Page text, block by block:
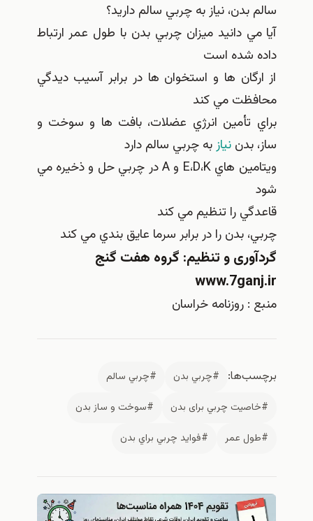
بدن، نياز به چربي سالم داريد؟
مي دانيد ميزان چربي بدن با طول عمر ارتباط
شده است
ها و استخوان ها در برابر آسيب ديدگي
مي کند
تأمين انرژي عضلات، بافت ها و سوخت و
نيازبه چربي سالم دارد
ويتامين هاي E،D،K و A در چربي حل و ذخيره مي
را تنظيم مي کند
بدن را در برابر سرما عايق بندي مي کند
و تنظیم: گروه هفت گنج
: روزنامه خراسان
#چربي بدن
#چربي سالم
چربي برای بدن
#سوخت و ساز بدن
#فوايد چربي براي بدن